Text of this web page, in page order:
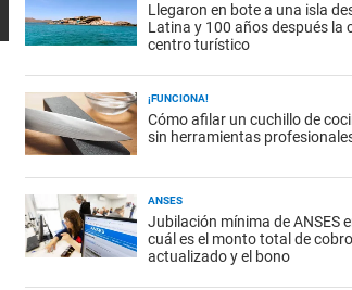
Llegaron en bote a una isla
Latina y 100 años después la
centro turístico
¡FUNCIONA!
Cómo afilar un cuchillo de
sin herramientas
ANSES
Jubilación mínima de ANSES
cuál es el monto total de
actualizado y el bono